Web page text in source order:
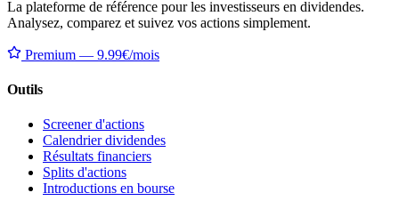
La plateforme de référence pour les investisseurs en dividendes.
Analysez, comparez et suivez vos actions simplement.
Premium — 9.99€/mois
Outils
Screener d'actions
Calendrier dividendes
Résultats financiers
Splits d'actions
Introductions en bourse